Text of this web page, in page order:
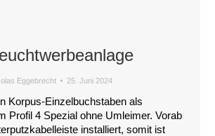
Eggebrecht 25. Juni 2024
Korpus-Einzelbuchstaben als
Profil 4 Spezial ohne Umleimer. Vorab
installiert, somit ist